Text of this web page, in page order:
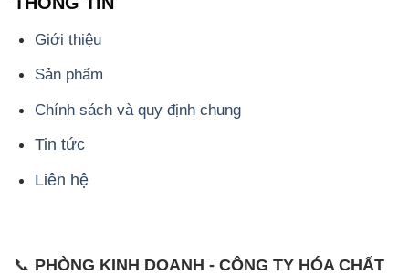
Giới thiệu
Sản phẩm
Chính sách và quy định chung
Tin tức
Liên hệ
📞 PHÒNG KINH DOANH - CÔNG TY HÓA CHẤT